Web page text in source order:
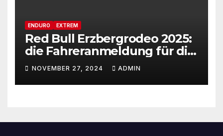
ENDURO EXTREM
Red Bull Erzbergrodeo 2025:
die Fahreranmeldung für die
29ste Auflage des weltweit
renommiertesten Extreme
Enduro Rennens startet am
NOVEMBER 27, 2024 ADMIN